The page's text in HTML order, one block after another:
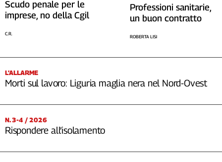
Scudo penale per le
imprese, no della Cgil
C.R.
Professioni sanitarie,
un buon contratto
ROBERTA LISI
L’ALLARME
Morti sul lavoro: Liguria maglia nera nel Nord-Ovest
N. 3-4 / 2026
Rispondere all’isolamento